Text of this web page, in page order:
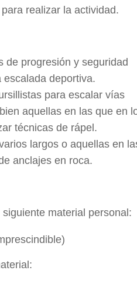
realizar la actividad.
de progresión y seguridad
deportiva.
para escalar vías
aquellas en las que en
técnicas de rápel.
largos o aquellas en
anclajes en roca.
material personal: